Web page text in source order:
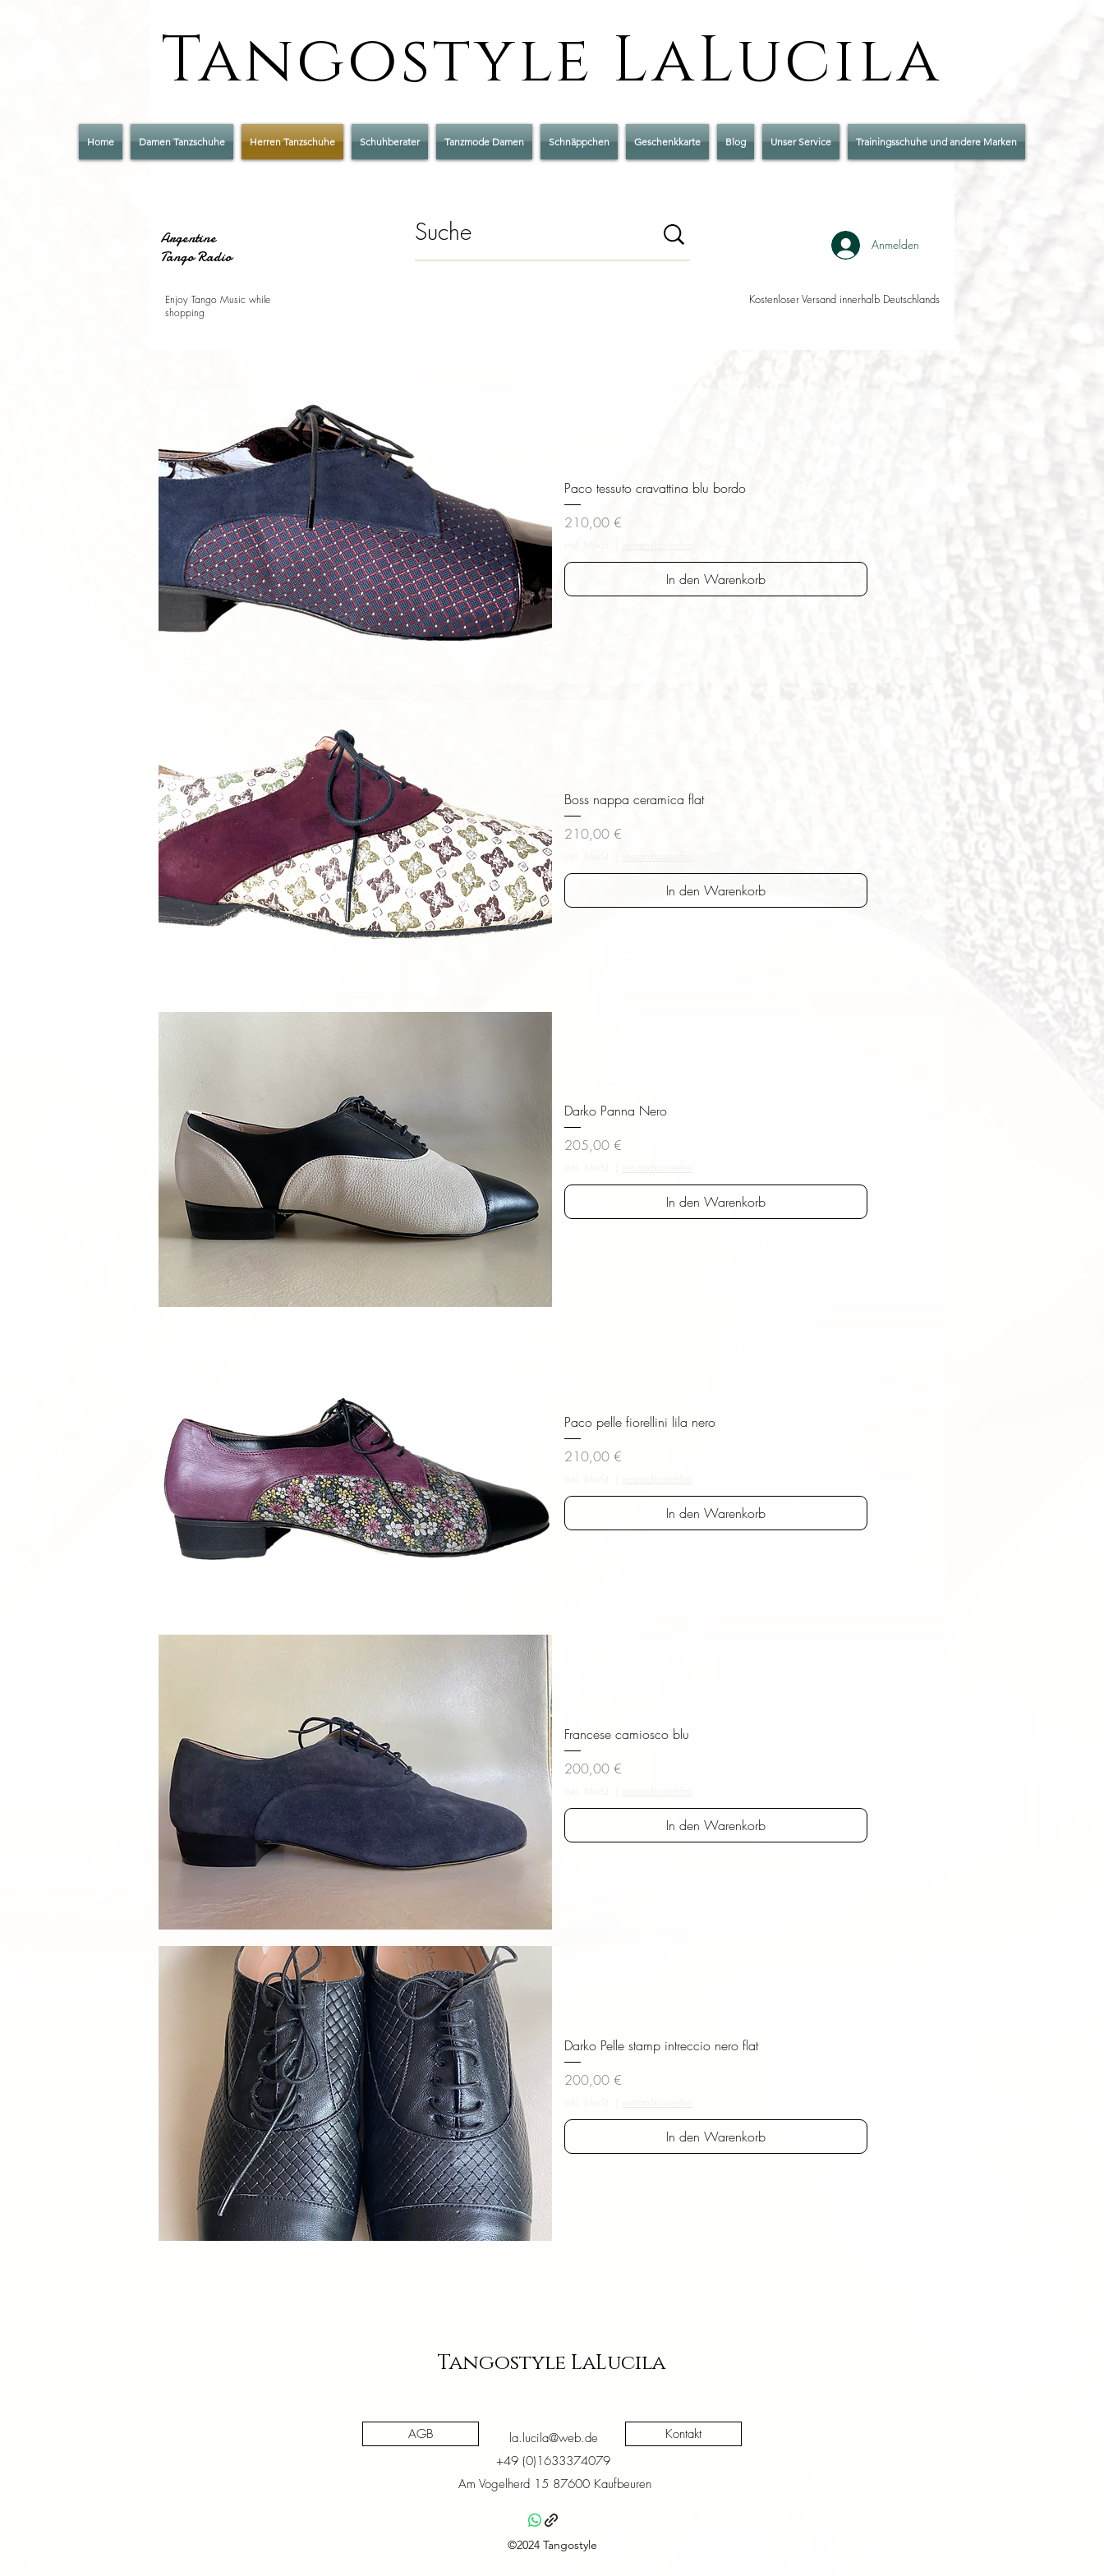
Tangostyle LaLucila
Argentine
Tango Radio
Enjoy Tango Music while
shopping
Anmelden
Kostenloser Versand innerhalb Deutschlands
Home Damen Tanzschuhe Herren Tanzschuhe Schuhberater Tanzmode Damen Schnäppchen Geschenkkarte Blog Unser Service Trainingsschuhe und andere Marken
Paco tessuto cravattina blu bordo
Preis
210,00 €
inkl. MwSt. versandkostenfrei
In den Warenkorb
Schnellansicht
Boss nappa ceramica flat
Preis
210,00 €
inkl. MwSt.
In den Warenkorb
Darko Panna Nero
Preis
205,00 €
inkl. MwSt. versandkostenfrei
In den Warenkorb
Schnellansicht
Paco pelle fiorellini lila nero
Preis
210,00 €
inkl. MwSt. versandkostenfrei
In den Warenkorb
Schnellansicht
Francese camiosco blu
Preis
200,00 €
inkl. MwSt. versandkostenfrei
In den Warenkorb
Darko Pelle stamp intreccio nero flat
Preis
200,00 €
inkl. MwSt. versandkostenfrei
In den Warenkorb
Tangostyle LaLucila
Kontakt
la.lucila@web.de
AGB
+49 (0)1633374079
Am Vogelherd 15 87600 Kaufbeuren
©2024 Tangostyle